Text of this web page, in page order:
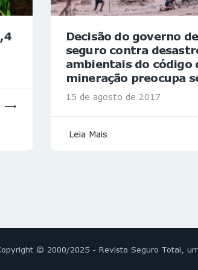
Decisão do governo
seguro contra
ambientais do código
mineração preocupa
15 de agosto de 2017
Leia Mais
© 2000/2025 - Revista Seguro Total,